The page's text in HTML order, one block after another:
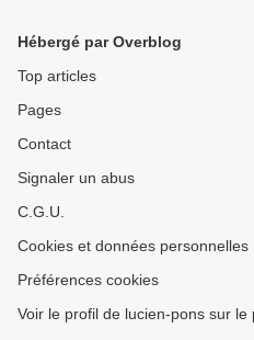
Hébergé par Overblog
Top articles
Pages
Contact
Signaler un abus
C.G.U.
Cookies et données personnelles
Préférences cookies
Voir le profil de lucien-pons sur le